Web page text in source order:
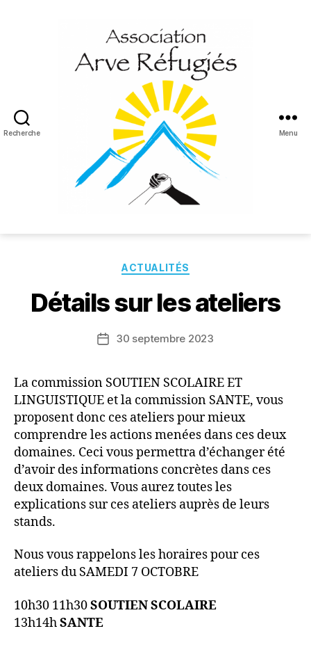
Recherche
Réfugiés
Menu
Catégories
ACTUALITÉS
Détails sur les ateliers
Date30 septembre 2023
La commission SOUTIEN SCOLAIRE ET
LINGUISTIQUE et la commission SANTE, vous
proposent donc ces ateliers pour mieux
comprendre les actions menées dans ces deux
domaines. Ceci vous permettra d’échanger été
d’avoir des informations concrètes dans ces
deux domaines. Vous aurez toutes les
explications sur ces ateliers auprès de leurs
stands.
Nous vous rappelons les horaires pour ces
ateliers du SAMEDI 7 OCTOBRE
10h30 11h30SOUTIEN SCOLAIRE
13h14hSANTE